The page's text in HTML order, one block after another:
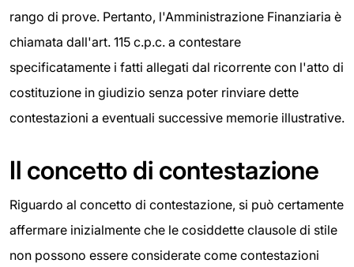
rango di prove. Pertanto, l'Amministrazione Finanziaria è
chiamata dall'art. 115 c.p.c. a contestare
specificatamente i fatti allegati dal ricorrente con l'atto di
costituzione in giudizio senza poter rinviare dette
contestazioni a eventuali successive memorie illustrative.
Il concetto di contestazione
Riguardo al concetto di contestazione, si può certamente
affermare inizialmente che le cosiddette clausole di stile
non possono essere considerate come contestazioni